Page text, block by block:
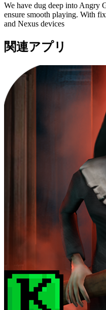
We have dug deep into Angry
ensure smooth playing. With
and Nexus devices
関連アプリ